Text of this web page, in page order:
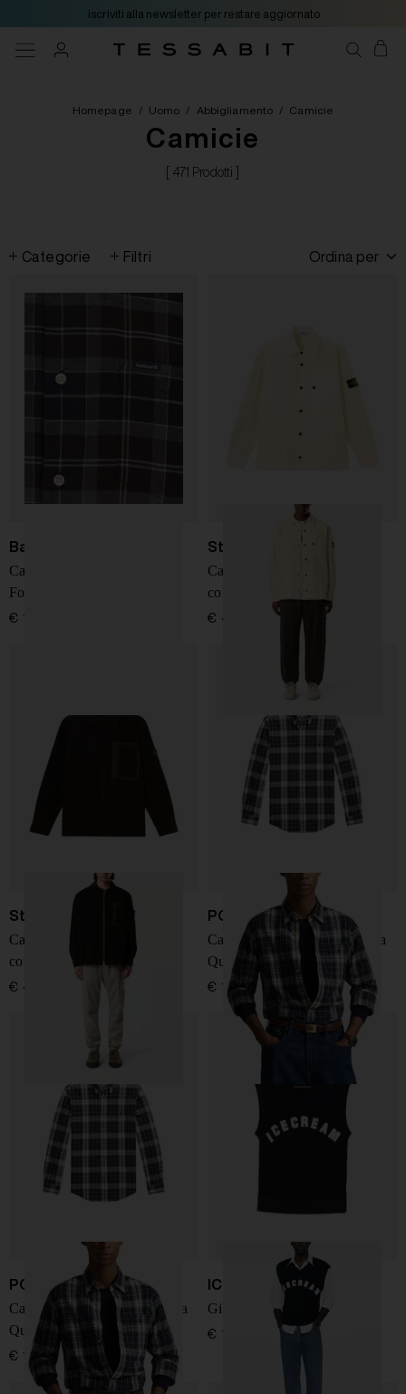
iscriviti alla newsletter per restare aggiornato
Homepage / Uomo / Abbigliamento / Camicie
Camicie
[ 471 Prodotti ]
Categorie Filtri Ordina per
Barbour
Camicia Casual Barbour
Fortrose
€ 140,00
Stone Island
Camicia overshirt 800 in
corduroy
€ 480,00
Stone Island
Camicia overshirt 800 in
corduroy
€ 480,00
POLO RALPH LAUREN
Camicia Oxford Spazzolata a
Quadri su Misura
€ 175,00
POLO RALPH LAUREN
Camicia Oxford Spazzolata a
Quadri Su Misura
€ 175,00
ICECREAM
Gilet in misto lana
€ 130,00